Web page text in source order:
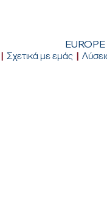
EUROPE
|Σχετικά με εμάς |